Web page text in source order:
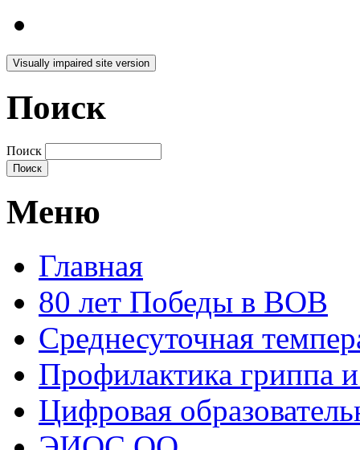
Поиск
Поиск
Меню
Главная
80 лет Победы в ВОВ
Среднесуточная
Профилактика гриппа
Цифровая